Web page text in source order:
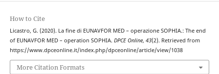
How to Cite
Licastro, G. (2020). La fine di EUNAVFOR MED – operazione SOPHIA.: The end
of EUNAVFOR MED – operation SOPHIA. DPCE Online, 43(2). Retrieved from
https://www.dpceonline.it/index.php/dpceonline/article/view/1038
More Citation Formats